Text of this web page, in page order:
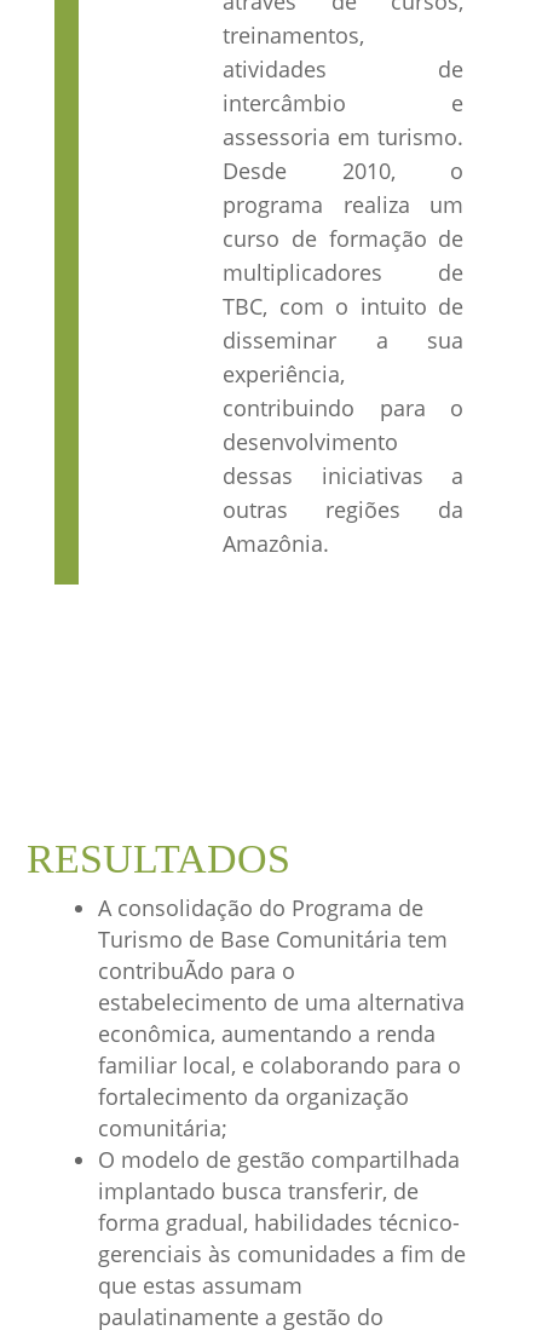
treinamentos,
atividades de
intercâmbio e
assessoria em turismo.
Desde 2010, o
programa realiza um
curso de formação de
multiplicadores de
TBC, com o intuito de
disseminar a sua
experiência,
contribuindo para o
desenvolvimento
dessas iniciativas a
outras regiões da
Amazônia.
RESULTADOS
A consolidação do Programa de
Turismo de Base Comunitária tem
contribuÃ­do para o
estabelecimento de uma alternativa
econômica, aumentando a renda
familiar local, e colaborando para o
fortalecimento da organização
comunitária;
O modelo de gestão compartilhada
implantado busca transferir, de
forma gradual, habilidades técnico-
gerenciais às comunidades a fim de
que estas assumam
paulatinamente a gestão do